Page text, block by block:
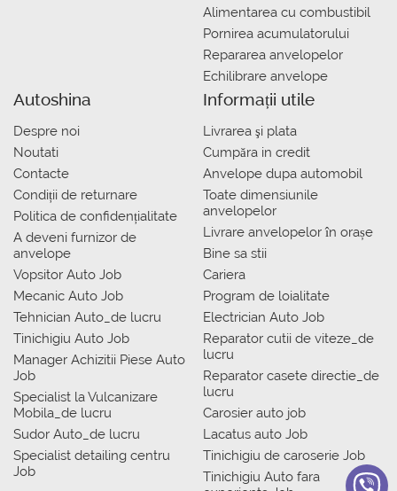
Alimentarea cu combustibil
Pornirea acumulatorului
Repararea anvelopelor
Echilibrare anvelope
Autoshina
Despre noi
Noutati
Contacte
Condiții de returnare
Politica de confidențialitate
A deveni furnizor de
anvelope
Vopsitor Auto Job
Mecanic Auto Job
Tehnician Auto_de lucru
Tinichigiu Auto Job
Manager Achizitii Piese Auto
Job
Specialist la Vulcanizare
Mobila_de lucru
Sudor Auto_de lucru
Specialist detailing centru
Job
Informații utile
Livrarea şi plata
Сumpăra in credit
Anvelope dupa automobil
Toate dimensiunile
anvelopelor
Livrare anvelopelor în orașe
Bine sa stii
Cariera
Program de loialitate
Electrician Auto Job
Reparator cutii de viteze_de
lucru
Reparator casete directie_de
lucru
Carosier auto job
Lacatus auto Job
Tinichigiu de caroserie Job
Tinichigiu Auto fara